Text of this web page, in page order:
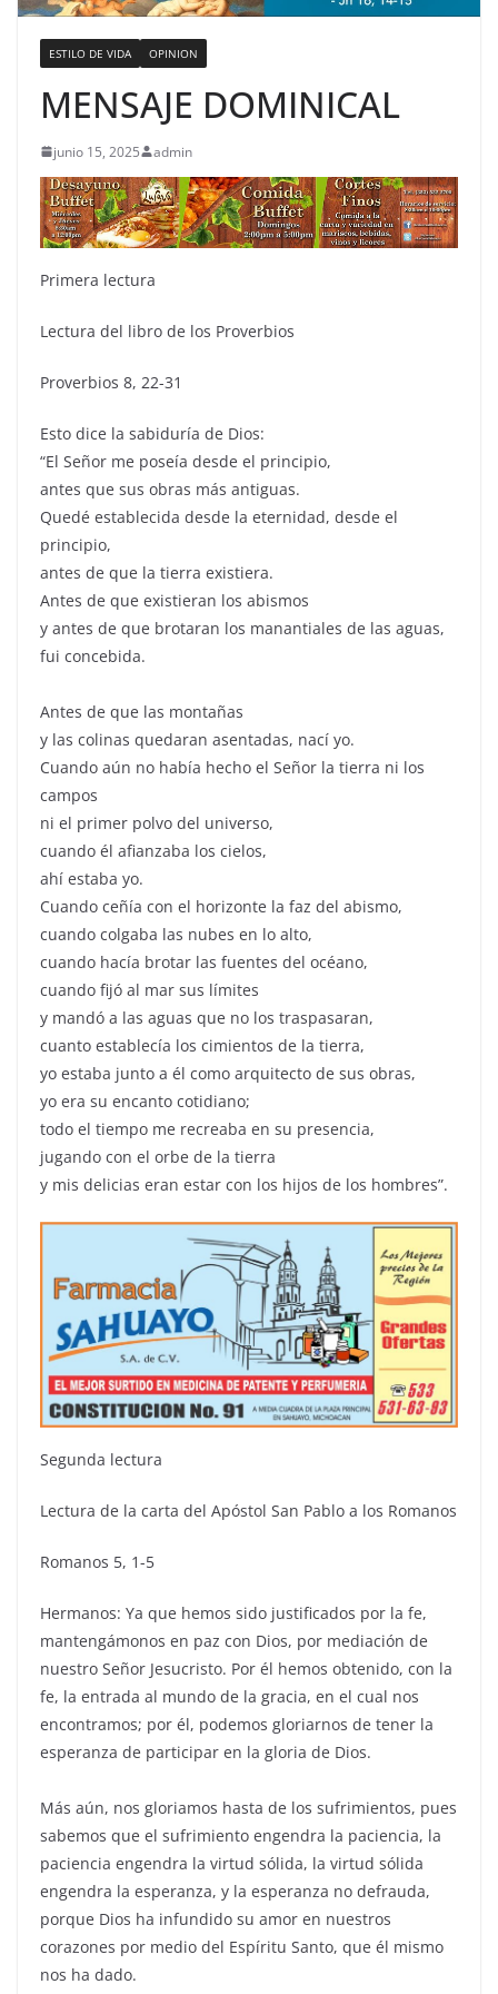
ESTILO DE VIDA OPINION
MENSAJE DOMINICAL
junio 15, 2025 admin
Primera lectura
Lectura del libro de los Proverbios
Proverbios 8, 22-31
Esto dice la sabiduría de Dios:
“El Señor me poseía desde el principio,
antes que sus obras más antiguas.
Quedé establecida desde la eternidad, desde el
principio,
antes de que la tierra existiera.
Antes de que existieran los abismos
y antes de que brotaran los manantiales de las aguas,
fui concebida.
Antes de que las montañas
y las colinas quedaran asentadas, nací yo.
Cuando aún no había hecho el Señor la tierra ni los
campos
ni el primer polvo del universo,
cuando él afianzaba los cielos,
ahí estaba yo.
Cuando ceñía con el horizonte la faz del abismo,
cuando colgaba las nubes en lo alto,
cuando hacía brotar las fuentes del océano,
cuando fijó al mar sus límites
y mandó a las aguas que no los traspasaran,
cuanto establecía los cimientos de la tierra,
yo estaba junto a él como arquitecto de sus obras,
yo era su encanto cotidiano;
todo el tiempo me recreaba en su presencia,
jugando con el orbe de la tierra
y mis delicias eran estar con los hijos de los hombres”.
Segunda lectura
Lectura de la carta del Apóstol San Pablo a los Romanos
Romanos 5, 1-5
Hermanos: Ya que hemos sido justificados por la fe,
mantengámonos en paz con Dios, por mediación de
nuestro Señor Jesucristo. Por él hemos obtenido, con la
fe, la entrada al mundo de la gracia, en el cual nos
encontramos; por él, podemos gloriarnos de tener la
esperanza de participar en la gloria de Dios.
Más aún, nos gloriamos hasta de los sufrimientos, pues
sabemos que el sufrimiento engendra la paciencia, la
paciencia engendra la virtud sólida, la virtud sólida
engendra la esperanza, y la esperanza no defrauda,
porque Dios ha infundido su amor en nuestros
corazones por medio del Espíritu Santo, que él mismo
nos ha dado.